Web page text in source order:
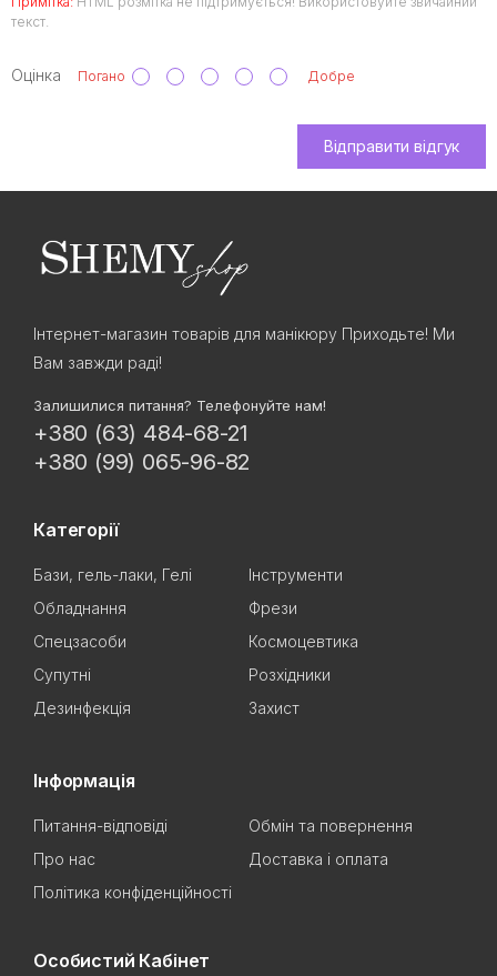
текст.
Оцінка Погано Добре
Відправити відгук
Інтернет-магазин товарів для манікюру Приходьте! Ми
Вам завжди раді!
Залишилися питання? Телефонуйте нам!
+380 (63) 484-68-21
+380 (99) 065-96-82
Категорії
Бази, гель-лаки, Гелі
Інструменти
Обладнання
Фрези
Спецзасоби
Космоцевтика
Супутні
Розхідники
Дезинфекція
Захист
Інформація
Питання-відповіді
Обмін та повернення
Про нас
Доставка і оплата
Політика конфіденційності
Особистий Кабінет